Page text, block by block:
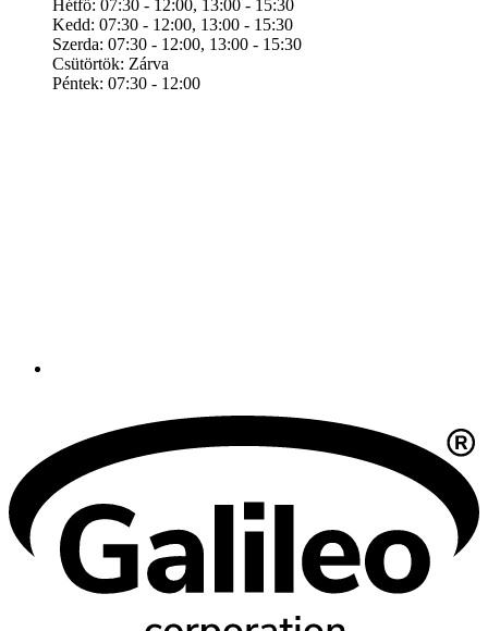
Hétfő: 07:30 - 12:00, 13:00 - 15:30
Kedd: 07:30 - 12:00, 13:00 - 15:30
Szerda: 07:30 - 12:00, 13:00 - 15:30
Csütörtök: Zárva
Péntek: 07:30 - 12:00